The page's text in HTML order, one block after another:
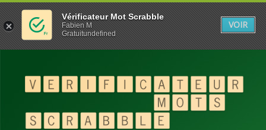
Vérificateur Mot Scrabble
Fabien M
Gratuitundefined
VOIR